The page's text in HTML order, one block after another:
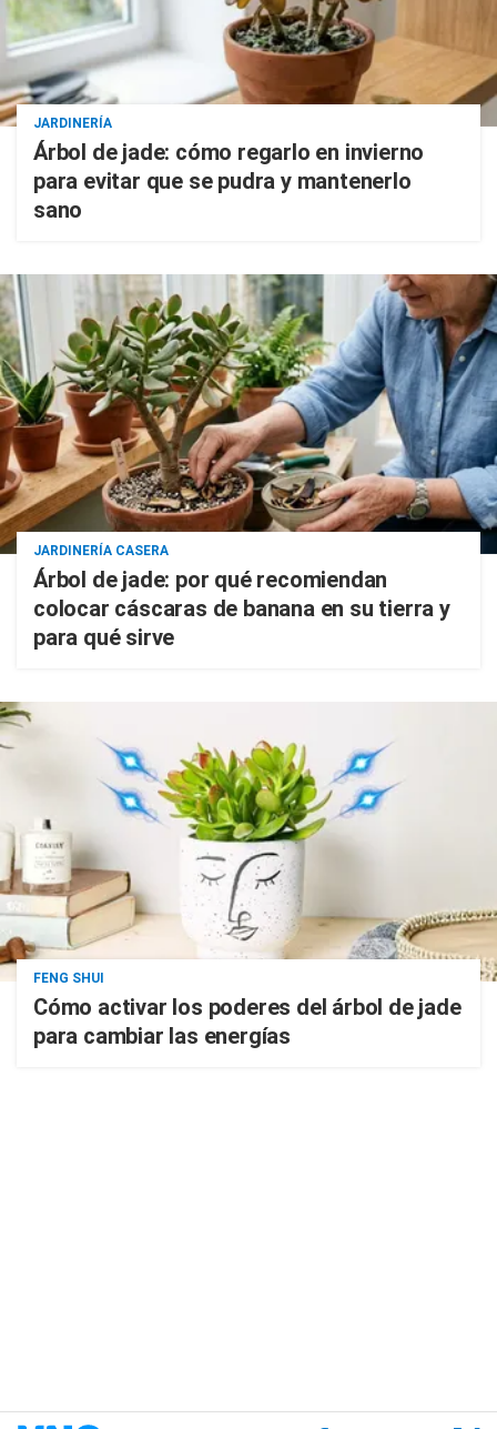
JARDINERÍA
Árbol de jade: cómo regarlo en invierno
para evitar que se pudra y mantenerlo
sano
JARDINERÍA CASERA
Árbol de jade: por qué recomiendan
colocar cáscaras de banana en su tierra y
para qué sirve
FENG SHUI
Cómo activar los poderes del árbol de jade
para cambiar las energías